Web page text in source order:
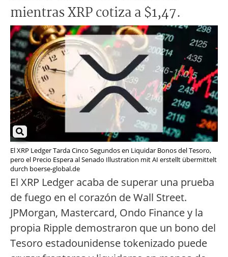
mientras XRP cotiza a $1,47.
El XRP Ledger Tarda Cinco Segundos en Liquidar Bonos del Tesoro,
pero el Precio Espera al Senado Illustration mit AI erstellt übermittelt
durch boerse-global.de
El XRP Ledger acaba de superar una prueba
de fuego en el corazón de Wall Street.
JPMorgan, Mastercard, Ondo Finance y la
propia Ripple demostraron que un bono del
Tesoro estadounidense tokenizado puede